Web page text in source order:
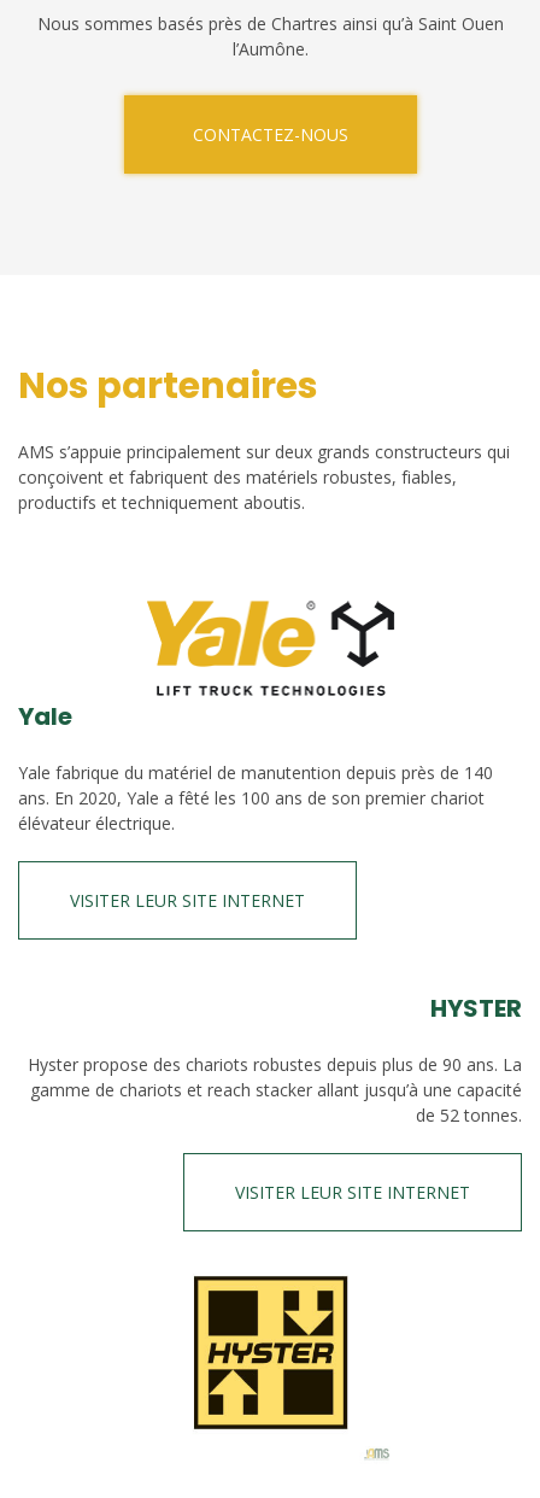
Nous sommes basés près de Chartres ainsi qu’à Saint Ouen
l’Aumône.
CONTACTEZ-NOUS
Nos partenaires
AMS s’appuie principalement sur deux grands constructeurs qui
conçoivent et fabriquent des matériels robustes, fiables,
productifs et techniquement aboutis.
Yale
Yale fabrique du matériel de manutention depuis près de 140
ans. En 2020, Yale a fêté les 100 ans de son premier chariot
élévateur électrique.
VISITER LEUR SITE INTERNET
HYSTER
Hyster propose des chariots robustes depuis plus de 90 ans. La
gamme de chariots et reach stacker allant jusqu’à une capacité
de 52 tonnes.
VISITER LEUR SITE INTERNET